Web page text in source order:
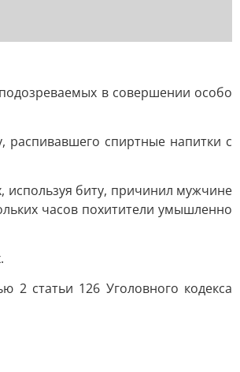
в совершении особо
распивавшего спиртные напитки с
биту, причинил мужчине
часов похитители умышленно
2 статьи 126 Уголовного кодекса